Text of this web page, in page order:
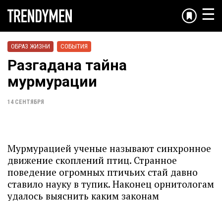
☰
ОБРАЗ ЖИЗНИ СОБЫТИЯ
Разгадана тайна
мурмурации
14 СЕНТЯБРЯ
Мурмурацией ученые называют синхронное
движение скоплений птиц. Странное
поведение огромных птичьих стай давно
ставило науку в тупик. Наконец орнитологам
удалось выяснить каким законам